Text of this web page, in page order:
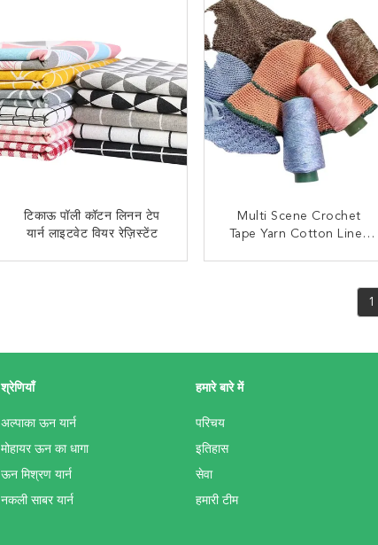
टिकाऊ पॉली कॉटन लिनन टेप
यार्न लाइटवेट वियर रेज़िस्टेंट
Multi Scene Crochet
Tape Yarn Cotton Linen
1
श्रेणियाँ
अल्पाका ऊन यार्न
मोहायर ऊन का धागा
ऊन मिश्रण यार्न
नकली साबर यार्न
हमारे बारे में
परिचय
इतिहास
सेवा
हमारी टीम